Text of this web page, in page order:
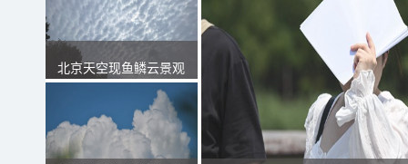
北京天空现鱼鳞云景观